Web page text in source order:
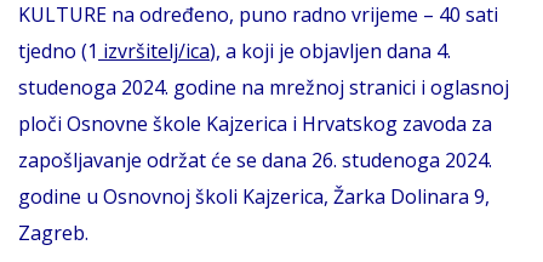
KULTURE na određeno, puno radno vrijeme – 40 sati
tjedno (1 izvršitelj/ica), a koji je objavljen dana 4.
studenoga 2024. godine na mrežnoj stranici i oglasnoj
ploči Osnovne škole Kajzerica i Hrvatskog zavoda za
zapošljavanje održat će se dana 26. studenoga 2024.
godine u Osnovnoj školi Kajzerica, Žarka Dolinara 9,
Zagreb.